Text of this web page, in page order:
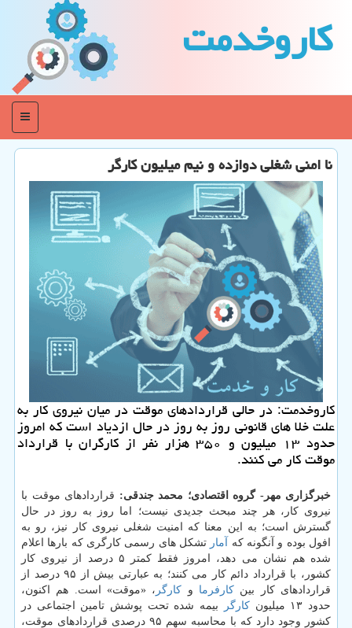
كاروخدمت
منو
نا امنی شغلی دوازده و نیم میلیون كارگر
كاروخدمت: در حالی قراردادهای موقت در میان نیروی كار به
علت خلا های قانونی روز به روز در حال ازدیاد است كه امروز
حدود ۱۳ میلیون و ۳۵۰ هزار نفر از كارگران با قرارداد
موقت كار می كنند.
خبرگزاری مهر- گروه اقتصادی؛ محمد جندقی: قراردادهای موقت با
نیروی كار، هر چند مبحث جدیدی نیست؛ اما روز به روز در حال
گسترش است؛ به این معنا كه امنیت شغلی نیروی كار نیز، رو به
افول بوده و آنگونه كه آمار تشكل های رسمی كارگری كه بارها اعلام
شده هم نشان می دهد، امروز فقط كمتر ۵ درصد از نیروی كار
كشور، با قرارداد دائم كار می كنند؛ به عبارتی بیش از ۹۵ درصد از
قراردادهای كار بین كارفرما و كارگر ، «موقت» است. هم اكنون،
حدود ۱۳ میلیون
كارگر
بیمه شده تحت پوشش تامین اجتماعی در
كشور وجود دارد كه با محاسبه سهم ۹۵ درصدی قراردادهای موقت،